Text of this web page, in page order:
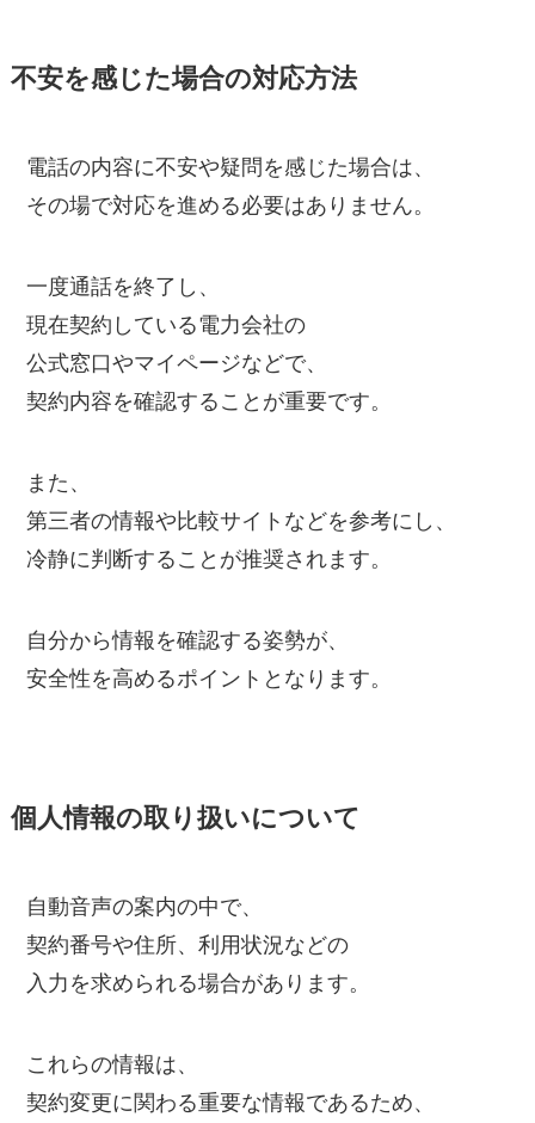
不安を感じた場合の対応方法
電話の内容に不安や疑問を感じた場合は、
その場で対応を進める必要はありません。
一度通話を終了し、
現在契約している電力会社の
公式窓口やマイページなどで、
契約内容を確認することが重要です。
また、
第三者の情報や比較サイトなどを参考にし、
冷静に判断することが推奨されます。
自分から情報を確認する姿勢が、
安全性を高めるポイントとなります。
個人情報の取り扱いについて
自動音声の案内の中で、
契約番号や住所、利用状況などの
入力を求められる場合があります。
これらの情報は、
契約変更に関わる重要な情報であるため、